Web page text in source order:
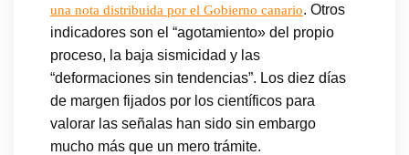
una nota distribuida por el Gobierno canario. Otros
indicadores son el “agotamiento» del propio
proceso, la baja sismicidad y las
“deformaciones sin tendencias”. Los diez días
de margen fijados por los científicos para
valorar las señalas han sido sin embargo
mucho más que un mero trámite.